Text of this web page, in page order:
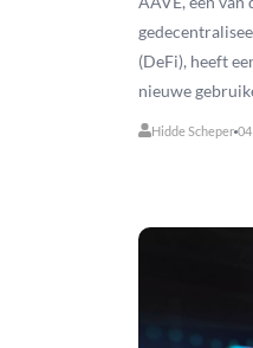
(DeFi), heeft
nieuwe
Hidde Scheper